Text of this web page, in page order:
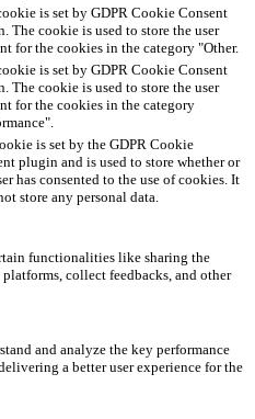
is set by GDPR Cookie Consent
The cookie is used to store the user
for the cookies in the category "Other.
is set by GDPR Cookie Consent
The cookie is used to store the user
for the cookies in the category
is set by the GDPR Cookie
plugin and is used to store whether or
has consented to the use of cookies. It
store any personal data.
functionalities like sharing the
collect feedbacks, and other
and analyze the key performance
a better user experience for the